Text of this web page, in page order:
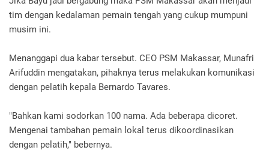
tim dengan kedalaman pemain tengah yang cukup mumpuni
musim ini.
Menanggapi dua kabar tersebut. CEO PSM Makassar, Munafri
Arifuddin mengatakan, pihaknya terus melakukan komunikasi
dengan pelatih kepala Bernardo Tavares.
"Bahkan kami sodorkan 100 nama. Ada beberapa dicoret.
Mengenai tambahan pemain lokal terus dikoordinasikan
dengan pelatih," bebernya.